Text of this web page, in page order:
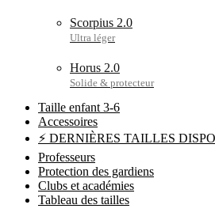
Scorpius 2.0
Horus 2.0
Taille enfant 3-6
Accessoires
⚡ DERNIÈRES TAILLES
Professeurs
Protection des gardiens
Clubs et académies
Tableau des tailles